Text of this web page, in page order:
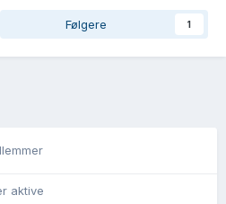
Følgere 1
aktive